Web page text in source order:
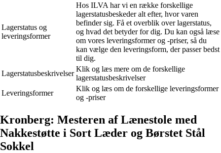
Lagerstatus og
leveringsformer
Hos ILVA har vi en række forskellige
lagerstatusbeskeder alt efter, hvor varen
befinder sig. Få et overblik over lagerstatus,
og hvad det betyder for dig. Du kan også læse
om vores leveringsformer og -priser, så du
kan vælge den leveringsform, der passer bedst
til dig.
Lagerstatusbeskrivelser
Klik og læs mere om de forskellige
lagerstatusbeskrivelser
Leveringsformer
Klik og læs om de forskellige leveringsformer
og -priser
Kronberg: Mesteren af Lænestole med
Nakkestøtte i Sort Læder og Børstet Stål
Sokkel